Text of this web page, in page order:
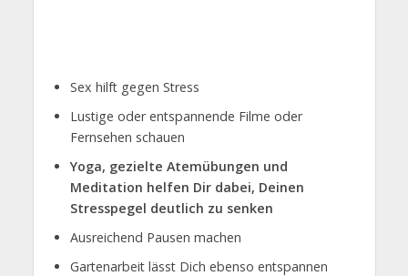
Sex hilft gegen Stress
Lustige oder entspannende Filme oder
Fernsehen schauen
Yoga, gezielte Atemübungen und
Meditation helfen Dir dabei, Deinen
Stresspegel deutlich zu senken
Ausreichend Pausen machen
Gartenarbeit lässt Dich ebenso entspannen